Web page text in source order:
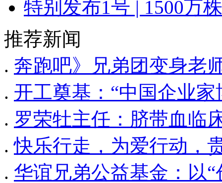
特别发布1号 | 1500万
推荐新闻
. 奔跑吧》兄弟团变身老
. 开工奠基：“中国企业
. 罗荣牡主任：脐带血临
. 快乐行走，为爱行动，
. 华谊兄弟公益基金：以